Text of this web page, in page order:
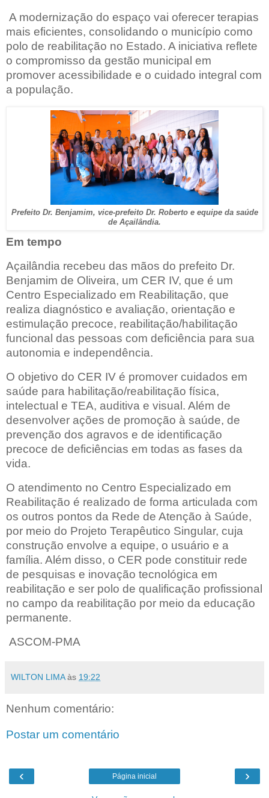
A modernização do espaço vai oferecer terapias
mais eficientes, consolidando o município como
polo de reabilitação no Estado. A iniciativa reflete
o compromisso da gestão municipal em
promover acessibilidade e o cuidado integral com
a população.
Prefeito Dr. Benjamim, vice-prefeito Dr. Roberto e equipe da saúde
de Açailândia.
Em tempo
Açailândia recebeu das mãos do prefeito Dr.
Benjamim de Oliveira, um CER IV, que é um
Centro Especializado em Reabilitação, que
realiza diagnóstico e avaliação, orientação e
estimulação precoce, reabilitação/habilitação
funcional das pessoas com deficiência para sua
autonomia e independência.
O objetivo do CER IV é promover cuidados em
saúde para habilitação/reabilitação física,
intelectual e TEA, auditiva e visual. Além de
desenvolver ações de promoção à saúde, de
prevenção dos agravos e de identificação
precoce de deficiências em todas as fases da
vida.
O atendimento no Centro Especializado em
Reabilitação é realizado de forma articulada com
os outros pontos da Rede de Atenção à Saúde,
por meio do Projeto Terapêutico Singular, cuja
construção envolve a equipe, o usuário e a
família. Além disso, o CER pode constituir rede
de pesquisas e inovação tecnológica em
reabilitação e ser polo de qualificação profissional
no campo da reabilitação por meio da educação
permanente.
ASCOM-PMA
WILTON LIMA às 19:22
Nenhum comentário:
Postar um comentário
‹ ›
Página inicial